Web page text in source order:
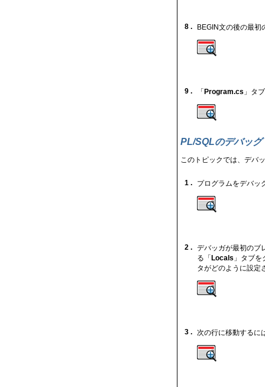
8 . BEGIN文の後の最初
9 . 「Program.cs 」タ
PL/SQLのデバッグ
このトピックでは、デバ
1 . プログラムをデバッ
2 . デバッガが最初のブ
る「 Locals 」タブ
タがどのように設定
3 . 次の行に移動するに